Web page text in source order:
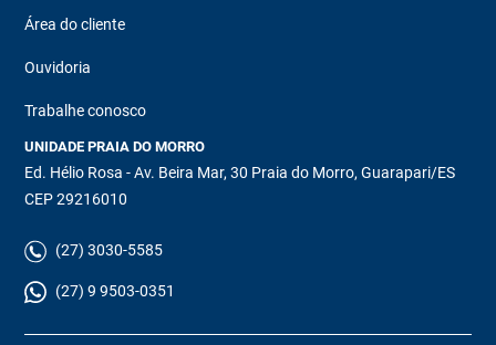
Área do cliente
Ouvidoria
Trabalhe conosco
UNIDADE PRAIA DO MORRO
Ed. Hélio Rosa - Av. Beira Mar, 30 Praia do Morro, Guarapari/ES
CEP 29216010
(27) 3030-5585
(27) 9 9503-0351